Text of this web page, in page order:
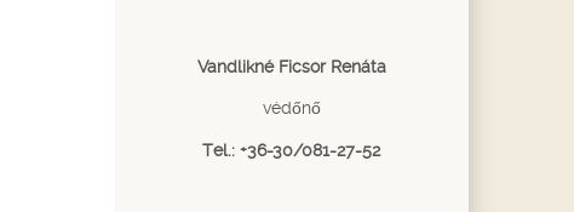
Vandlikné Ficsor Renáta
védőnő
Tel.: +36-30/081-27-52